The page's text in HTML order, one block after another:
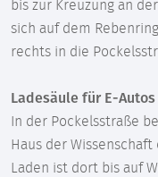
bis zur Kreuzung an
sich auf dem
rechts in die
Ladesäule für E-Autos
In der Pockelsstraße
Haus der Wissenschaft
Laden ist dort bis auf